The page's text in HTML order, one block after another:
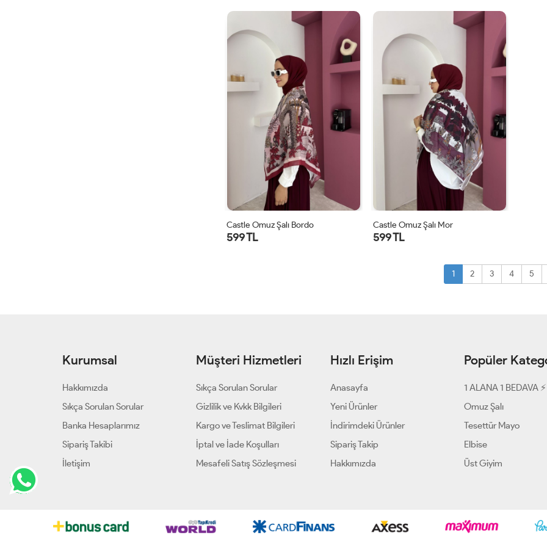
STD STD
Castle Omuz Şalı Bordo
599 TL
STD
Castle Omuz Şalı Mor
599 TL
1 2 3 4 5
Kurumsal
Hakkımızda
Sıkça Sorulan Sorular
Banka Hesaplarımız
Sipariş Takibi
İletişim
Müşteri Hizmetleri
Sıkça Sorulan Sorular
Gizlilik ve Kvkk Bilgileri
Kargo ve Teslimat Bilgileri
İptal ve İade Koşulları
Mesafeli Satış Sözleşmesi
Hızlı Erişim
Anasayfa
Yeni Ürünler
İndirimdeki Ürünler
Sipariş Takip
Hakkımızda
Popüler
1 ALANA 1 BEDAVA ⚡
Omuz Şalı
Tesettür Mayo
Elbise
Üst Giyim